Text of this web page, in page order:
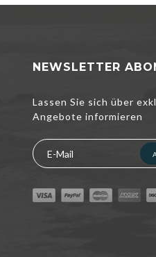
NEWSLETTER
Lassen Sie sich über
Angebote informieren